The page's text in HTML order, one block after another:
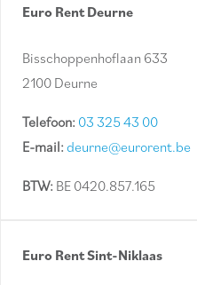
Euro Rent Deurne
Bisschoppenhoflaan 633
2100 Deurne
Telefoon: 03 325 43 00
E-mail: deurne@eurorent.be
BTW: BE 0420.857.165
Euro Rent Sint-Niklaas